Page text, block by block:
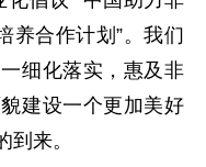
养合作计划”。我们
细化落实，惠及非
建设一个更加美好
来。